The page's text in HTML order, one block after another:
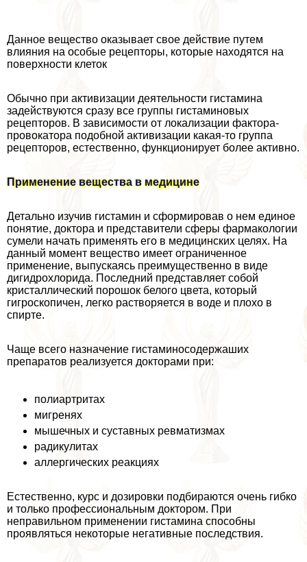
Данное вещество оказывает свое действие путем
влияния на особые рецепторы, которые находятся на
поверхности клеток
Обычно при активизации деятельности гистамина
задействуются сразу все группы гистаминовых
рецепторов. В зависимости от локализации фактора-
провокатора подобной активизации какая-то группа
рецепторов, естественно, функционирует более активно.
Применение вещества в медицине
Детально изучив гистамин и сформировав о нем единое
понятие, доктора и представители сферы фармакологии
сумели начать применять его в медицинских целях. На
данный момент вещество имеет ограниченное
применение, выпускаясь преимущественно в виде
дигидрохлорида. Последний представляет собой
кристаллический порошок белого цвета, который
гигроскопичен, легко растворяется в воде и плохо в
спирте.
Чаще всего назначение гистаминосодержаших
препаратов реализуется докторами при:
полиартритах
мигренях
мышечных и суставных ревматизмах
радикулитах
аллергических реакциях
Естественно, курс и дозировки подбираются очень гибко
и только профессиональным доктором. При
неправильном применении гистамина способны
проявляться некоторые негативные последствия.